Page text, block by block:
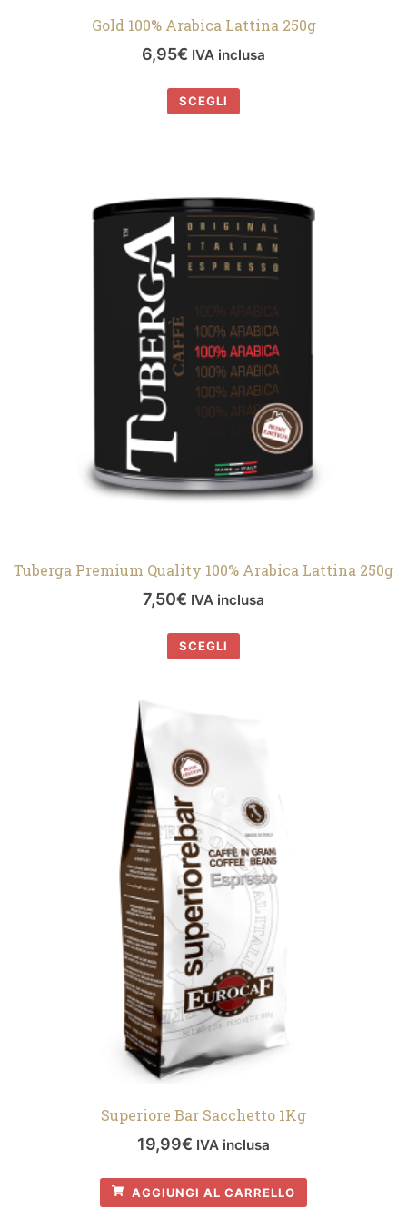
Gold 100% Arabica Lattina 250g
6,95€ IVA inclusa
SCEGLI
Tuberga Premium Quality 100% Arabica Lattina 250g
7,50€ IVA inclusa
SCEGLI
Superiore Bar Sacchetto 1Kg
19,99€ IVA inclusa
AGGIUNGI AL CARRELLO